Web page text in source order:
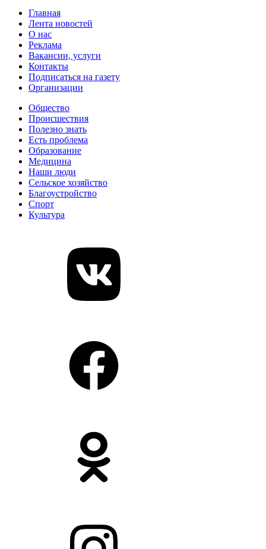
Главная
Лента новостей
О нас
Реклама
Вакансии, услуги
Контакты
Подписаться на газету
Организации
Общество
Происшествия
Полезно знать
Есть проблема
Образование
Медицина
Наши люди
Сельское хозяйство
Благоустройство
Спорт
Культура